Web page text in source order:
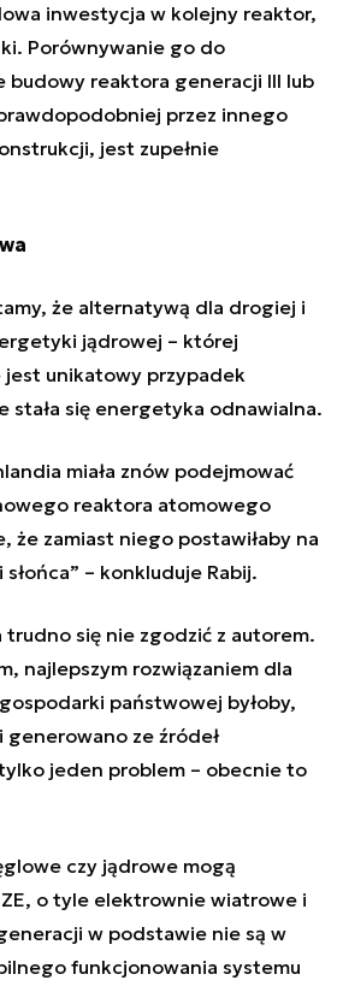
inwestycja w kolejny reaktor,
Porównywanie go do
budowy reaktora generacji III lub
przez innego
jest zupełnie
że alternatywą dla drogiej i
jądrowej – której
unikatowy przypadek
stała się energetyka odnawialna.
miała znów podejmować
reaktora atomowego
że zamiast niego postawiłaby na
– konkluduje Rabij.
trudno się nie zgodzić z autorem.
najlepszym rozwiązaniem dla
państwowej byłoby,
ze źródeł
jeden problem – obecnie to
czy jądrowe mogą
o tyle elektrownie wiatrowe i
w podstawie nie są w
funkcjonowania systemu